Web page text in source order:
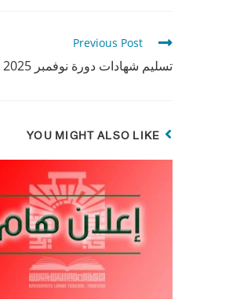
Previous Post
تسليم شهادات دورة نوفمبر 2025
YOU MIGHT ALSO LIKE